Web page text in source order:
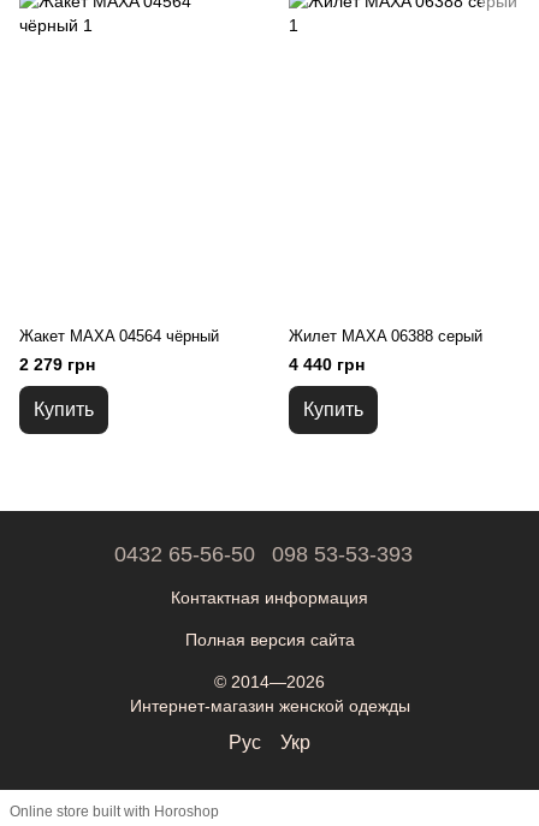
Жакет MAXA 04564 чёрный
2 279 грн
Купить
Жилет MAXA 06388 серый
4 440 грн
Купить
0432 65-56-50 098 53-53-393
Контактная информация
Полная версия сайта
© 2014—2026
Интернет-магазин женской одежды
Рус Укр
Online store built with Horoshop